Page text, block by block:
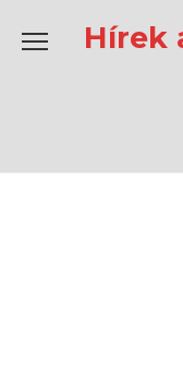
содержаниюHírek